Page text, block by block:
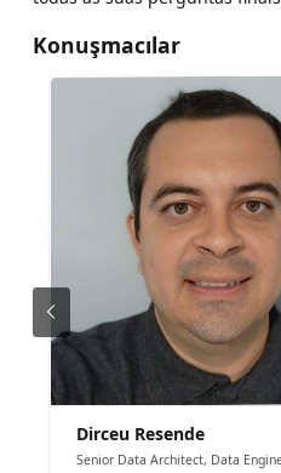
Konuşmacılar
Dirceu Resende
Senior Data Architect, Data